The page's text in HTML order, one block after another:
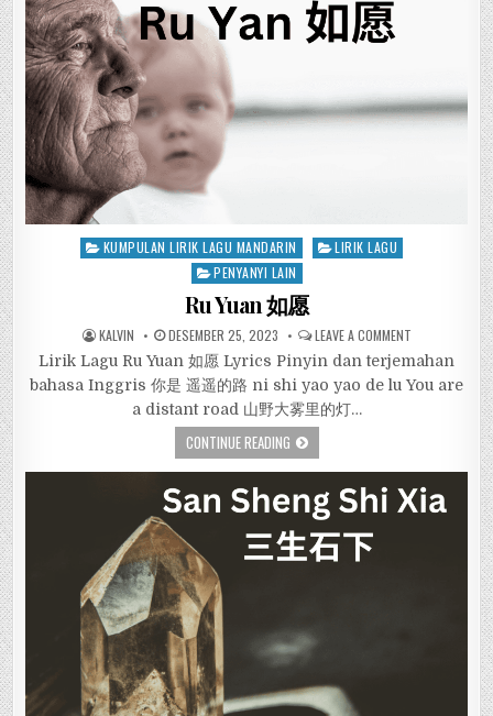
Posted
KUMPULAN LIRIK LAGU MANDARIN
LIRIK LAGU
PENYANYI LAIN
Ru Yuan 如愿
KALVIN DESEMBER 25, 2023 LEAVE A COMMENT
Lirik Lagu Ru Yuan 如愿 Lyrics Pinyin dan terjemahan
bahasa Inggris 你是 遥遥的路 ni shi yao yao de lu You are
a distant road 山野大雾里的灯…
CONTINUE READING